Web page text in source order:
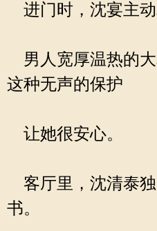
进门时，沈宴主动
男人宽厚温热的大
这种无声的保护
让她很安心。
客厅里，沈清泰
书。